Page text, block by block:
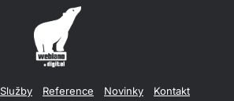
Služby Reference Novinky Kontakt